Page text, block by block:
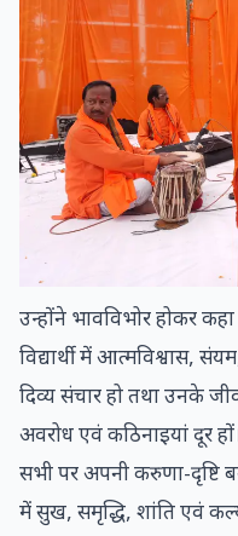
उन्होंने भावविभोर होकर
विद्यार्थी में आत्मविश्वास,
दिव्य संचार हो तथा उनके
अवरोध एवं कठिनाइयां दूर
सभी पर अपनी करुणा-दृष्टि
में सुख, समृद्धि, शांति एवं